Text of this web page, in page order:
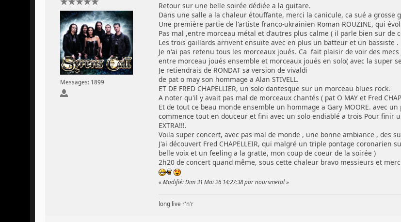
Messages: 1899
Retour sur une belle soirée dédiée a la guitare.
Dans une salle a la chaleur étouffante, merci la canicule, ca sué a grosse
Une première partie de l'artiste franco-ukrainien Roman ROUZINE, qui
Pas mal ,entre morceau métal et d'autres plus calme ( il parle bien sur de
Les trois gaillards arrivent ensuite avec en plus un batteur et un bassiste .
Je n'ai pas retenu tous les morceaux joués. Ca fait plaisir de voir des
entre morceau joués ensemble et morceaux joués en solo( avec la super
Je retiendrais de RONDAT sa version de vivaldi
de pat o may son hommage a Alan STIVELL.
ET DE FRED CHAPELLIER, un solo dantesque sur un morceau blues rock.
A noter qu'il y avait pas mal de morceaux chantés ( pat O MAY et Fred
Et de tout ce beau monde ensemble un hommage a Gary MOORE. avec
commence tout en douceur et fini avec un solo endiablé a trois Pour finir
EXTRA!!!.
Voila super concert, avec pas mal de monde , une bonne ambiance , des
J'ai découvert Fred CHAPELLEIR, qui malgré un triple pontage coronarien
belle voix et un feeling a la gratte, mon coup de coeur de la soirée )
2h20 de concert quand même, sous cette chaleur bravo messieurs et
« Modifié: Dim 31 Mai 26 14:27:38 par noursmetal»
long live r'n'r